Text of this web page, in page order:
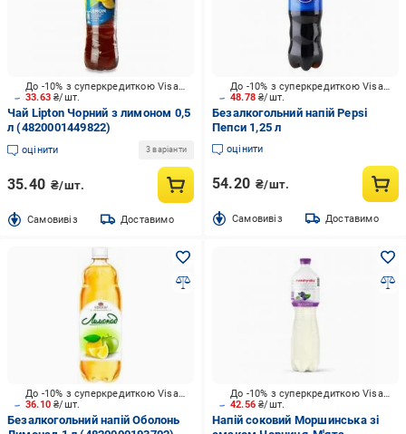
33.63₴/шт.
До -10% з суперкредиткою Visa Вигода
Чай Lipton Чорний з лимоном 0,5
л (4820001449822)
оцінити 3 варіанти
35.40 ₴/шт.
Cамовивіз Доставимо
48.78₴/шт.
До -10% з суперкредиткою Visa Вигода
Безалкогольний напій Pepsi
Пепси 1,25 л
оцінити
54.20 ₴/шт.
Cамовивіз Доставимо
36.10₴/шт.
До -10% з суперкредиткою Visa Вигода
Безалкогольний напій Оболонь
42.56₴/шт.
До -10% з суперкредиткою Visa Вигода
Напій соковий Моршинська зі